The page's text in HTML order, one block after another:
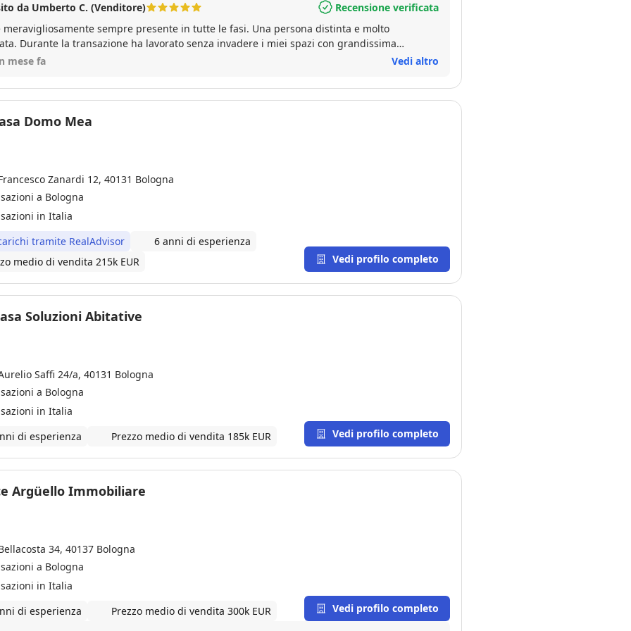
da Umberto C. (Venditore)
Recensione verificata
meravigliosamente sempre presente in tutte le fasi. Una persona distinta e molto
Durante la transazione ha lavorato senza invadere i miei spazi con grandissima
Consiglio assolutamente!..
mese fa Vedi altro
Domo Mea
Zanardi 12, 40131 Bologna
a Bologna
in Italia
tramite RealAdvisor
6 anni di esperienza
medio di vendita 215k EUR
Vedi profilo completo
Soluzioni Abitative
Saffi 24/a, 40131 Bologna
a Bologna
in Italia
di esperienza
Prezzo medio di vendita 185k EUR Vedi profilo completo
Argüello Immobiliare
34, 40137 Bologna
a Bologna
in Italia
di esperienza
Prezzo medio di vendita 300k EUR Vedi profilo completo